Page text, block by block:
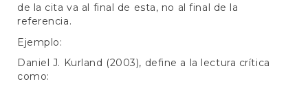
de la cita va al final de esta, no al final de la
referencia.
Ejemplo:
Daniel J. Kurland (2003), define a la lectura crítica
como: